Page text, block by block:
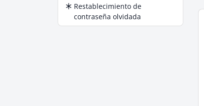
Restablecimiento de
contraseña olvidada